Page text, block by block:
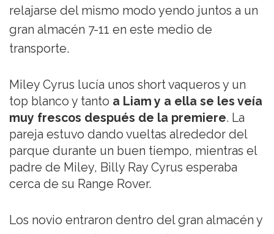
relajarse del mismo modo yendo juntos a un
gran almacén 7-11 en este medio de
transporte.
Miley Cyrus lucía unos short vaqueros y un
top blanco y tanto a Liam y a ella se les veía
muy frescos después de la premiere. La
pareja estuvo dando vueltas alrededor del
parque durante un buen tiempo, mientras el
padre de Miley, Billy Ray Cyrus esperaba
cerca de su Range Rover.
Los novio entraron dentro del gran almacén y